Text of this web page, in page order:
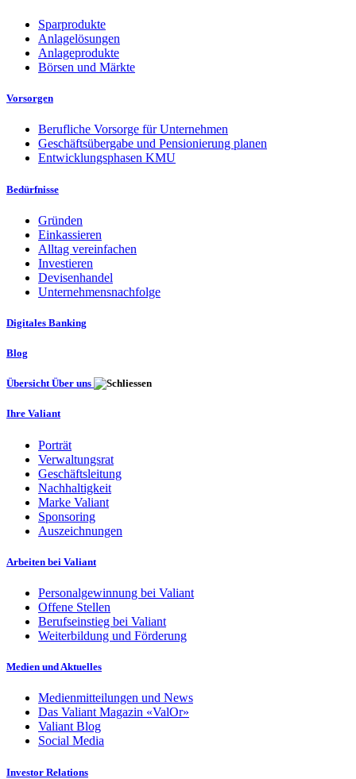
Sparprodukte
Anlagelösungen
Anlageprodukte
Börsen und Märkte
Vorsorgen
Berufliche Vorsorge für Unternehmen
Geschäftsübergabe und Pensionierung planen
Entwicklungsphasen KMU
Bedürfnisse
Gründen
Einkassieren
Alltag vereinfachen
Investieren
Devisenhandel
Unternehmensnachfolge
Digitales Banking
Blog
Übersicht Über uns
Ihre Valiant
Porträt
Verwaltungsrat
Geschäftsleitung
Nachhaltigkeit
Marke Valiant
Sponsoring
Auszeichnungen
Arbeiten bei Valiant
Personalgewinnung bei Valiant
Offene Stellen
Berufseinstieg bei Valiant
Weiterbildung und Förderung
Medien und Aktuelles
Medienmitteilungen und News
Das Valiant Magazin «ValOr»
Valiant Blog
Social Media
Investor Relations